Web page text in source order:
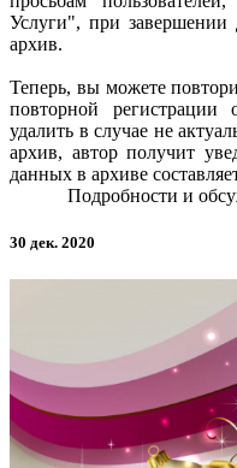
Услуги", при завершении
архив.
Теперь, вы можете
повторной
удалить в случае не
архив, автор получит
данных в архиве
Подробности и
30 дек. 2020